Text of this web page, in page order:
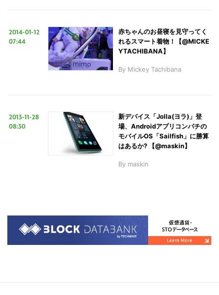
2014-01-12
07:44
赤ちゃんのお昼寝を見守ってく
れるスマート着物！【@MICKE
YTACHIBANA】
By Mickey Tachibana
2013-11-28
08:30
新デバイス「Jolla(ヨラ)」登
場、Androidアプリコンパチの
モバイルOS「Sailfish」に勝算
はあるか? 【@maskin】
By maskin